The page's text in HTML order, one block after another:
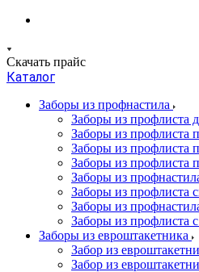
Скачать прайс
Каталог
Заборы из профнастила
Заборы из профлиста
Заборы из профлиста
Заборы из профлиста
Заборы из профлиста
Заборы из
Заборы из профлиста
Заборы из
Заборы из профлиста
Заборы из евроштакетника
Забор из
Забор из